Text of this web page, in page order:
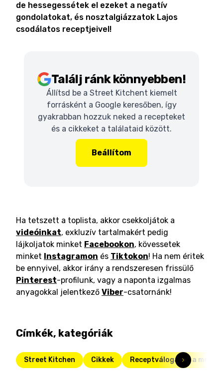
de hessegessétek el ezeket a negatív
gondolatokat, és nosztalgiázzatok Lajos
csodálatos receptjeivel!
Találj ránk könnyebben!
Állítsd be a Street Kitchent kiemelt
forrásként a Google keresőben, így
gyakrabban hozzuk neked a recepteket
és a cikkeket a találataid között.
Beállítom
Ha tetszett a toplista, akkor csekkoljátok a
videóinkat, exkluzív tartalmakért pedig
lájkoljatok minket Facebookon, kövessetek
minket Instagramon és Tiktokon! Ha nem éritek
be ennyivel, akkor irány a rendszeresen frissülő
Pinterest-profilunk, vagy a naponta izgalmas
anyagokkal jelentkező Viber-csatornánk!
Címkék, kategóriák
Street Kitchen Cikkek Receptválogatás a